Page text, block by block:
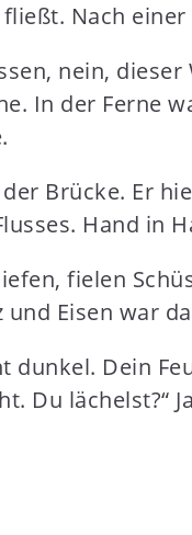
Nach
nein,
In der Ferne
Brücke. Er
Hand in
fielen
Eisen war
dunkel. Dein
Du lächelst?“